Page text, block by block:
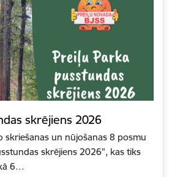
skrējiens 2026
skriešanas un nūjošanas 8 posmu
skrējiens 2026", kas tiks
6…